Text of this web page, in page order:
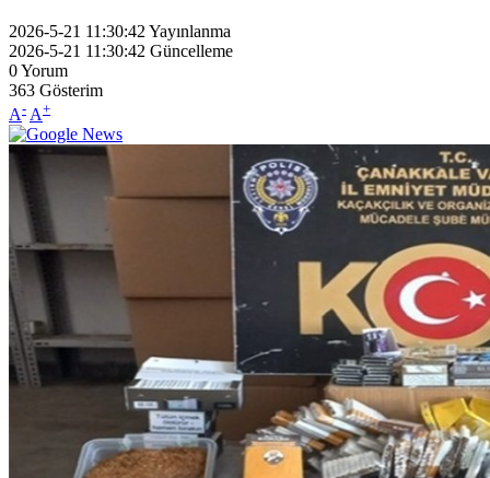
2026-5-21 11:30:42 Yayınlanma
2026-5-21 11:30:42 Güncelleme
0Yorum
363 Gösterim
A- A+